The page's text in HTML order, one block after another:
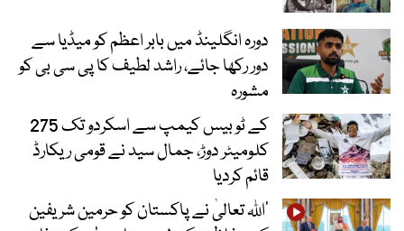
دورہ انگلینڈ میں بابر اعظم کو میڈیا سے
دور رکھا جائے، راشد لطیف کا پی سی بی کو
مشورہ
کے ٹو بیس کیمپ سے اسکردو تک 275
کلومیٹر دوڑ، جمال سید نے قومی ریکارڈ
قائم کردیا
’اللہ تعالیٰ نے پاکستان کو حرمین شریفین